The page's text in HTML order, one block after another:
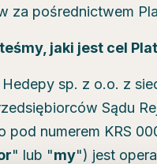
za pośrednictwem
jaki jest cel
sp. z o.o. z
Sądu
pod numerem KRS
" lub "my") jest